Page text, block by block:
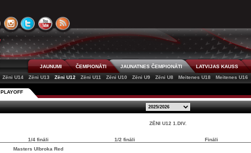
JAUNUMI ČEMPIONĀTI JAUNATNES ČEMPIONĀTI LATVIJAS KAUSS
Zēni U14 Zēni U13 Zēni U12 Zēni U11 Zēni U10 Zēni U9 Zēni U8 Meitenes U18 Meitenes U16
PLAYOFF
ZĒNI U12 1.DIV.
1/4 fināli 1/2 fināli
Fināli
Masters Ulbroka Red